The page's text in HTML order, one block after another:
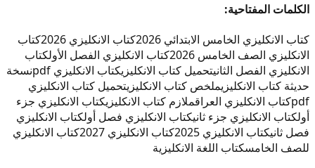
الكلمات المفتاحية:
كتاب الانكليزي الخامس الابتدائي 2026
كتاب الانكليزي 2026
كتاب
الانكليزي الصف الخامس 2026
كتاب الانكليزي الفصل الأولكتاب
الانكليزي الفصل الثانيتحميل كتاب الانكليزيكتاب الانكليزي pdf
نسخة
حديثة كتاب الانكليزيملخص كتاب الانكليزيتحميل كتاب الانكليزي
pdfكتاب الانكليزي العراقملازم كتاب الانكليزيكتاب الانكليزي جزء
أولكتاب الانكليزي جزء ثانيكتاب الانكليزي فصل أولكتاب الانكليزي
فصل ثانيكتاب الانكليزي 2025 كتاب الانكليزي 2027
كتاب الانكليزي
للصف الخامسكتاب اللغة الانكليزية